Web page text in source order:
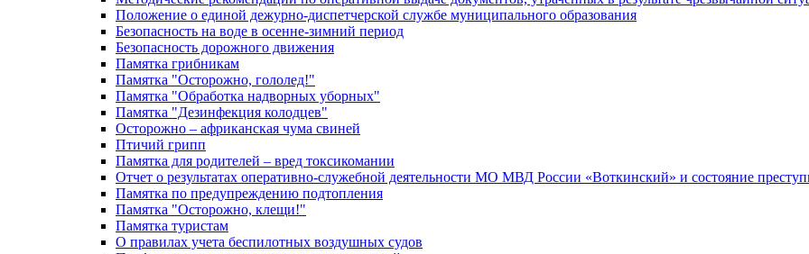
Положение о единой дежурно-диспетчерской службе муниципального образования
Безопасность на воде в осенне-зимний период
Безопасность дорожного движения
Памятка грибникам
Памятка "Осторожно, гололед!"
Памятка "Обработка надворных уборных"
Памятка "Дезинфекция колодцев"
Осторожно – африканская чума свиней
Птичий грипп
Памятка для родителей – вред токсикомании
Отчет о результатах оперативно-служебной деятельности МО МВД России «Воткинский» и состояние
Памятка по предупреждению подтопления
Памятка "Осторожно, клещи!"
Памятка туристам
О правилах учета беспилотных воздушных судов